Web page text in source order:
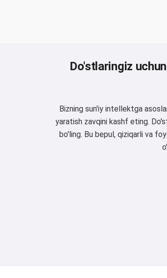
Do'stlaringiz
Bizning sun'iy intellektga
yaratish zavqini kashf eting.
bo'ling. Bu bepul, qiziqarli va